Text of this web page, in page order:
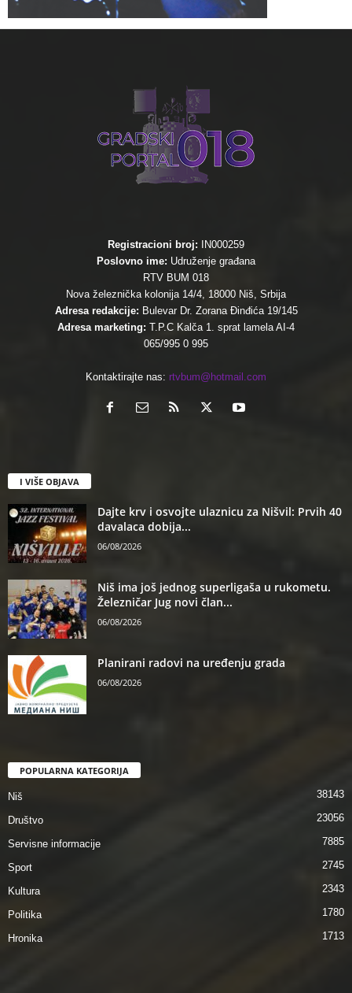
Registracioni broj:
IN000259
Poslovno ime: Udruženje građana
RTV BUM 018
Nova železnička kolonija 14/4, 18000 Niš, Srbija
Adresa redakcije: Bulevar Dr. Zorana Đinđića 19/145
Adresa marketing: T.P.C Kalča 1. sprat lamela AI-4
065/995 0 995
Kontaktirajte nas: rtvbum@hotmail.com
I VIŠE OBJAVA
Dajte krv i osvojte ulaznicu za Nišvil: Prvih 40
davalaca dobija...
06/08/2026
Niš ima još jednog superligaša u rukometu.
Železničar Jug novi član...
06/08/2026
Planirani radovi na uređenju grada
06/08/2026
POPULARNA KATEGORIJA
Niš 38143
Društvo 23056
Servisne informacije 7885
Sport 2745
Kultura 2343
Politika 1780
Hronika 1713